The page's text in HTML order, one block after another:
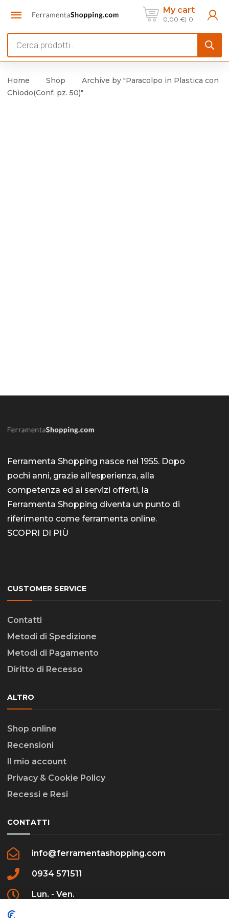
My cart
0,00 € 0
search
Home Shop
Archive by "Paracolpo in Plastica con
Chiodo(Conf. pz. 50)"
Ferramenta Shopping nasce nel 1955. Dopo
pochi anni, grazie all’esperienza, alla
competenza ed ai servizi offerti, la
Ferramenta Shopping diventa un punto di
riferimento come ferramenta online.
SCOPRI DI PIÙ
CUSTOMER SERVICE
Contatti
Metodi di Spedizione
Metodi di Pagamento
Diritto di Recesso
ALTRO
Shop online
Recensioni
Il mio account
Privacy & Cookie Policy
Recessi e Resi
CONTATTI
info@ferramentashopping.com
0934 571511
Lun. - Ven.